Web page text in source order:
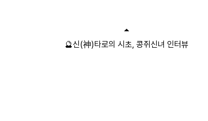
🔮신(神)타로의 시초, 콩쥐신녀 인터뷰